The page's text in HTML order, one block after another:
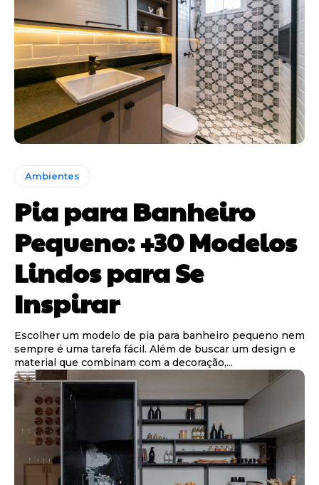
Ambientes
Pia para Banheiro
Pequeno: +30 Modelos
Lindos para Se
Inspirar
Escolher um modelo de pia para banheiro pequeno nem
sempre é uma tarefa fácil. Além de buscar um design e
material que combinam com a decoração,...